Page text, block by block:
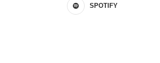
SPOTIFY